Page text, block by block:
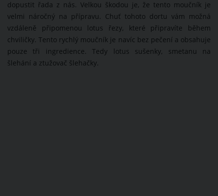
dopustit řada z nás. Velkou škodou je, že tento moučník je
velmi náročný na přípravu. Chuť tohoto dortu vám možná
vzdáleně připomenou lotus řezy, které připravíte během
chviličky. Tento rychlý moučník je navíc bez pečení a obsahuje
pouze tři ingredience. Tedy lotus sušenky, smetanu na
šlehání a ztužovač šlehačky.